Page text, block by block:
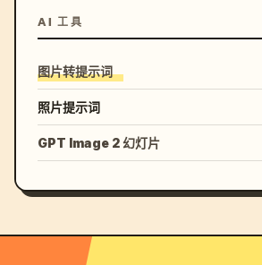
AI 工具
图片转提示词
照片提示词
GPT Image 2 幻灯片